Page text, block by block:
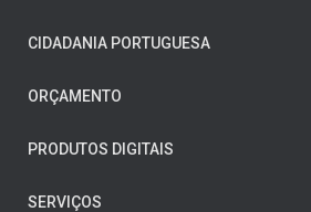
CIDADANIA PORTUGUESA
ORÇAMENTO
PRODUTOS DIGITAIS
SERVIÇOS